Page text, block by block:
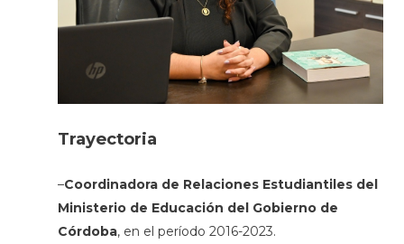
Trayectoria
–Coordinadora de Relaciones Estudiantiles del
Ministerio de Educación del Gobierno de
Córdoba, en el período 2016-2023.